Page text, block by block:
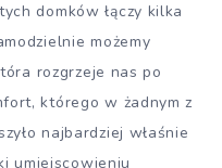
domków łączy kilka
możemy
rozgrzeje nas po
którego w żadnym z
najbardziej właśnie
umiejscowieniu